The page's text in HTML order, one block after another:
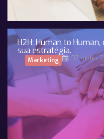
H2H: Human to
sua estratégia.
Marketing 07 Junho,